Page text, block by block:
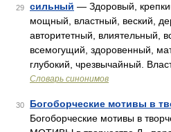
29 сильный — Здоровый,
мощный, властный, веский,
авторитетный, влиятельный,
всемогущий, здоровенный,
глубокий, чрезвычайный.
Словарь синонимов
30 Богоборческие мотивы в
Богоборческие мотивы в